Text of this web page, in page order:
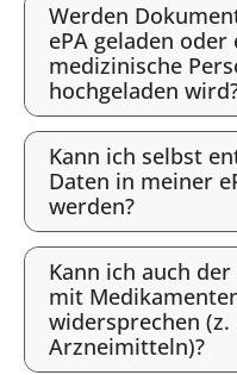
Werden
ePA geladen
medizinische
hochgeladen
Kann ich selbst
Daten in meiner
werden?
Kann ich auch
mit
widersprechen
Arzneimitteln)?